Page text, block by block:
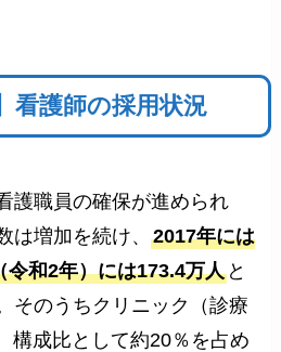
看護師の採用状況
護職員の確保が進められ
は増加を続け、2017年には
令和2年）には173.4万人 と
そのうちクリニック（診療
構成比として約20％を占め